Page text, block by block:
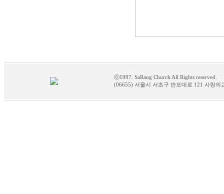
ⓒ1997. SaRang Church All Rights reserved.
(06655) 서울시 서초구 반포대로 121 사랑